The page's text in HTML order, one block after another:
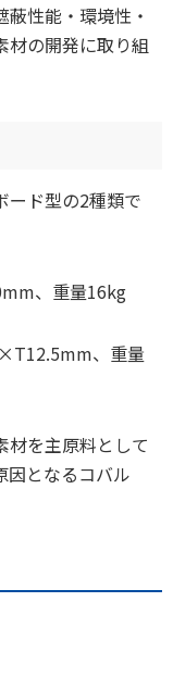
性能・環境性・
材の開発に取り組
ード型の2種類で
、重量16kg
、重量
材を主原料として
因となるコバル